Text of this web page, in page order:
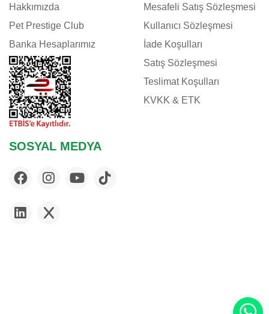
Hakkımızda
Pet Prestige Club
Banka Hesaplarımız
Mesafeli Satış Sözleşmesi
Kullanıcı Sözleşmesi
İade Koşulları
Satış Sözleşmesi
Teslimat Koşulları
KVKK & ETK
SOSYAL MEDYA